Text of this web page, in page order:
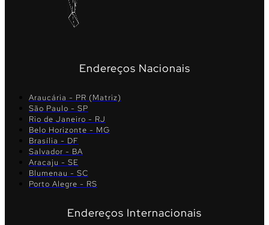
Endereços Nacionais
Araucária - PR (Matriz)
São Paulo - SP
Rio de Janeiro - RJ
Belo Horizonte - MG
Brasília - DF
Salvador - BA
Aracaju - SE
Blumenau - SC
Porto Alegre - RS
Endereços Internacionais